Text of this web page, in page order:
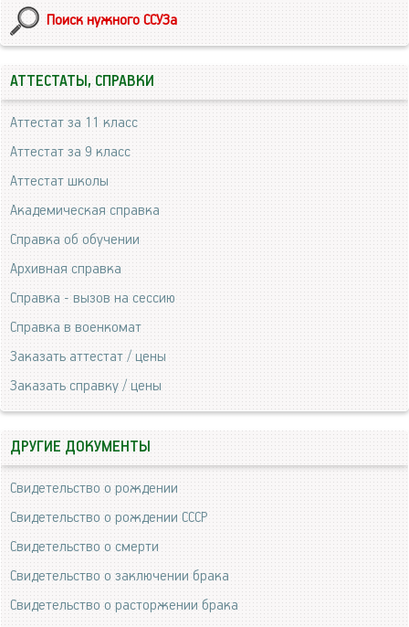
Поиск нужного ССУЗа
АТТЕСТАТЫ, СПРАВКИ
Аттестат за 11 класс
Аттестат за 9 класс
Аттестат школы
Академическая справка
Справка об обучении
Архивная справка
Справка - вызов на сессию
Справка в военкомат
Заказать аттестат / цены
Заказать справку / цены
ДРУГИЕ ДОКУМЕНТЫ
Свидетельство о рождении
Свидетельство о рождении СССР
Свидетельство о смерти
Свидетельство о заключении брака
Свидетельство о расторжении брака